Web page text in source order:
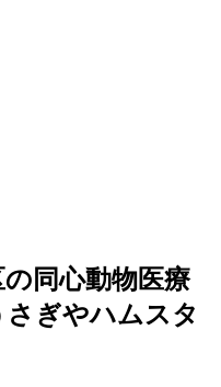
同心動物医療
ぎやハムスタ